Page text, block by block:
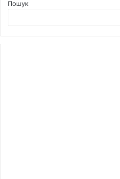
Пошук